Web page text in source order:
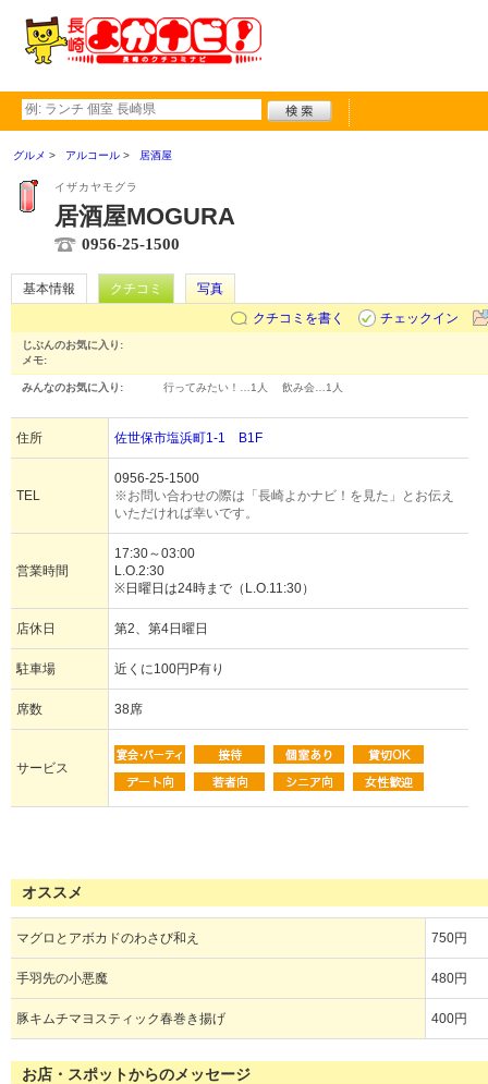
グルメ アルコール 居酒屋
イザカヤモグラ
居酒屋MOGURA
0956-25-1500
基本情報 クチコミ
写真
クチコミを書く
チェックイン
じぶんのお気に入り:
メモ:
みんなのお気に入り: 行ってみたい！… 1人 飲み会… 1人
住所 佐世保市塩浜町1-1 B1F
TEL
0956-25-1500
※お問い合わせの際は「長崎よかナビ！を見た」とお伝え
いただければ幸いです。
営業時間
17:30～03:00
L.O.2:30
※日曜日は24時まで（L.O.11:30）
店休日 第2、第4日曜日
駐車場 近くに100円P有り
席数 38席
サービス
オススメ
マグロとアボカドのわさび和え 750円
手羽先の小悪魔 480円
豚キムチマヨスティック春巻き揚げ 400円
お店・スポットからのメッセージ